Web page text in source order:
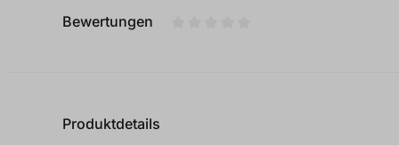
Bewertungen
Produktdetails